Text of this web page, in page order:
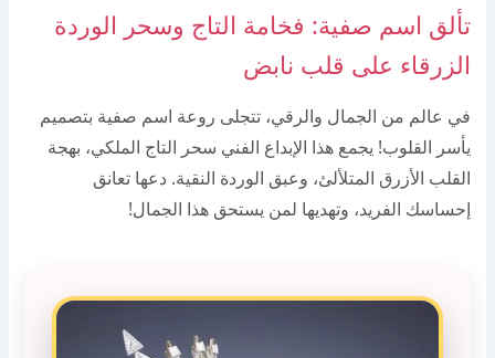
تألق اسم صفية: فخامة التاج وسحر الوردة
الزرقاء على قلب نابض
في عالم من الجمال والرقي، تتجلى روعة اسم صفية بتصميم
يأسر القلوب! يجمع هذا الإبداع الفني سحر التاج الملكي، بهجة
القلب الأزرق المتلألئ، وعبق الوردة النقية. دعها تعانق
إحساسك الفريد، وتهديها لمن يستحق هذا الجمال!